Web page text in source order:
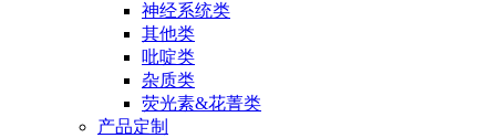
神经系统类
其他类
吡啶类
杂质类
荧光素&花菁类
产品定制